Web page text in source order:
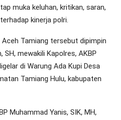
muka keluhan, kritikan, saran,
kinerja polri.
Aceh Tamiang tersebut dipimpin
mewakili Kapolres, AKBP
di Warung Ada Kupi Desa
Tamiang Hulu, kabupaten
Muhammad Yanis, SIK, MH,